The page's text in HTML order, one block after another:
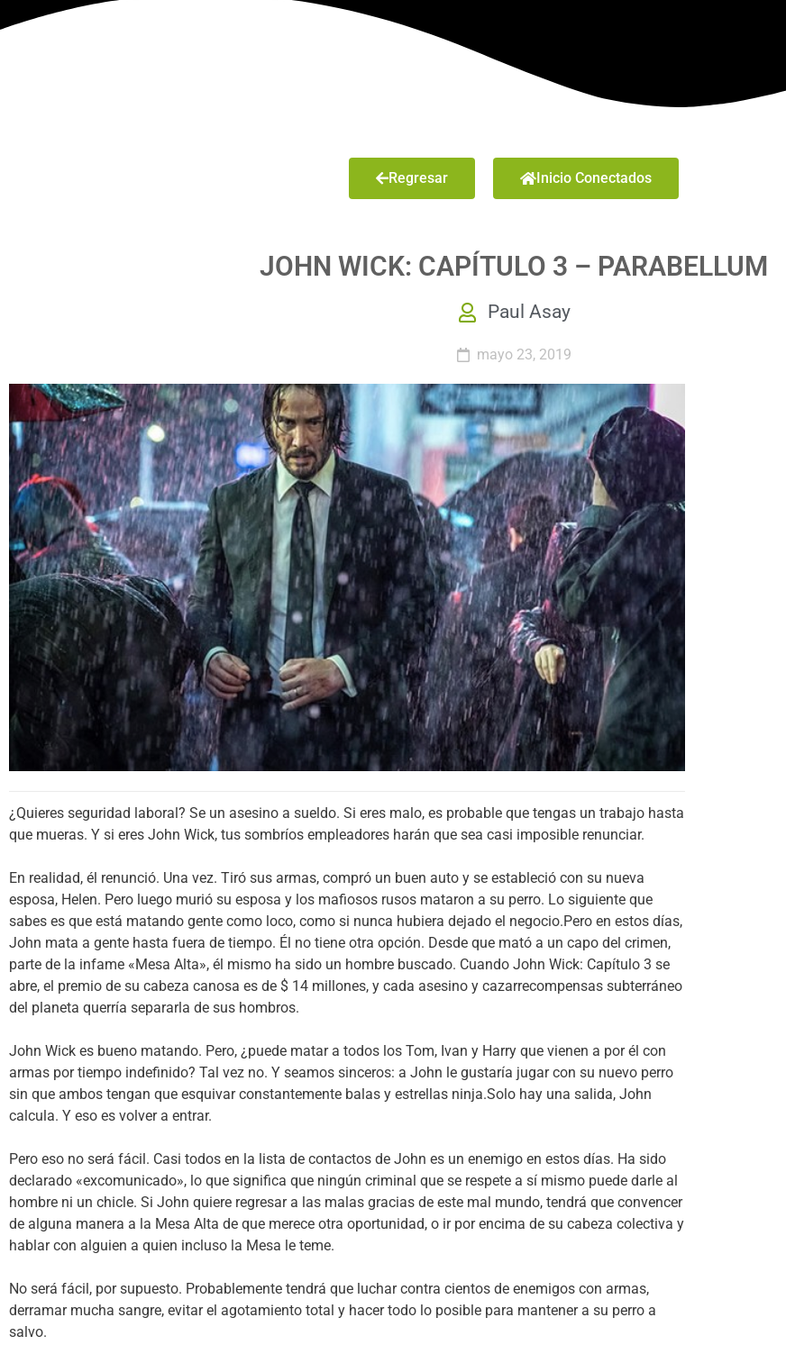
Regresar Inicio Conectados
JOHN WICK: CAPÍTULO 3 – PARABELLUM
Paul Asay
mayo 23, 2019
¿Quieres seguridad laboral? Se un asesino a sueldo. Si eres malo, es probable que tengas un trabajo hasta
que mueras. Y si eres John Wick, tus sombríos empleadores harán que sea casi imposible renunciar.
En realidad, él renunció. Una vez. Tiró sus armas, compró un buen auto y se estableció con su nueva
esposa, Helen. Pero luego murió su esposa y los mafiosos rusos mataron a su perro. Lo siguiente que
sabes es que está matando gente como loco, como si nunca hubiera dejado el negocio.Pero en estos días,
John mata a gente hasta fuera de tiempo. Él no tiene otra opción. Desde que mató a un capo del crimen,
parte de la infame «Mesa Alta», él mismo ha sido un hombre buscado. Cuando John Wick: Capítulo 3 se
abre, el premio de su cabeza canosa es de $ 14 millones, y cada asesino y cazarrecompensas subterráneo
del planeta querría separarla de sus hombros.
John Wick es bueno matando. Pero, ¿puede matar a todos los Tom, Ivan y Harry que vienen a por él con
armas por tiempo indefinido? Tal vez no. Y seamos sinceros: a John le gustaría jugar con su nuevo perro
sin que ambos tengan que esquivar constantemente balas y estrellas ninja.Solo hay una salida, John
calcula. Y eso es volver a entrar.
Pero eso no será fácil. Casi todos en la lista de contactos de John es un enemigo en estos días. Ha sido
declarado «excomunicado», lo que significa que ningún criminal que se respete a sí mismo puede darle al
hombre ni un chicle. Si John quiere regresar a las malas gracias de este mal mundo, tendrá que convencer
de alguna manera a la Mesa Alta de que merece otra oportunidad, o ir por encima de su cabeza colectiva y
hablar con alguien a quien incluso la Mesa le teme.
No será fácil, por supuesto. Probablemente tendrá que luchar contra cientos de enemigos con armas,
derramar mucha sangre, evitar el agotamiento total y hacer todo lo posible para mantener a su perro a
salvo.